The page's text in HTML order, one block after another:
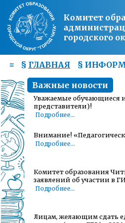
Комитет
городского
≡ § ГЛАВНАЯ §
Важные новости
Уважаемые обучающиеся
представители)!
Подробнее...
Внимание!
Подробнее...
Комитет образования
заявлений об участии в
Подробнее...
Лицам, желающим сдать